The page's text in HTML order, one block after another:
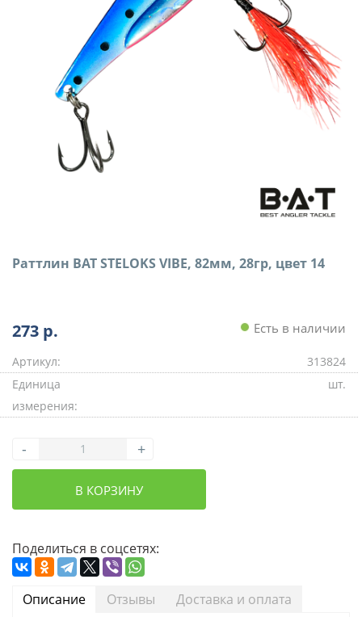
Раттлин BAT STELOKS VIBE, 82мм, 28гр, цвет 14
273 р. Есть в наличии
Артикул:
313824
Единица
измерения:
шт.
- +
В КОРЗИНУ
Поделиться в соцсетях:
Описание Отзывы Доставка и оплата